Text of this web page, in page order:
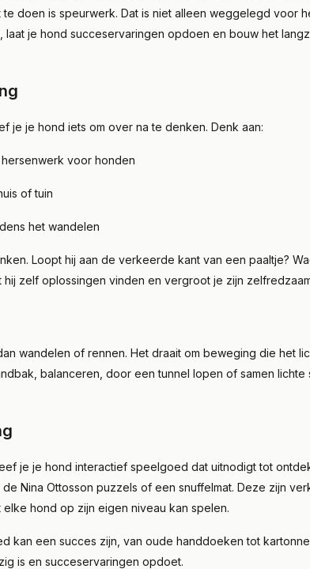
te doen is speurwerk. Dat is niet alleen weggelegd voor
laat je hond succeservaringen opdoen en bouw het
je je hond iets om over na te denken. Denk aan:
voor honden
of tuin
het wandelen
Loopt hij aan de verkeerde kant van een paaltje?
hij zelf oplossingen vinden en vergroot je zijn
wandelen of rennen. Het draait om beweging die het
balanceren, door een tunnel lopen of samen
je je hond interactief speelgoed dat uitnodigt tot
Nina Ottosson puzzels of een snuffelmat. Deze zijn
hond op zijn eigen niveau kan spelen.
kan een succes zijn, van oude handdoeken tot
is en succeservaringen opdoet.